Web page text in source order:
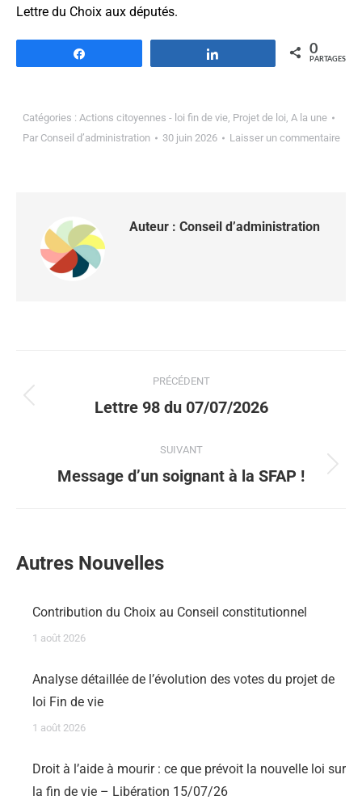
Lettre du Choix aux députés.
0
PARTAGES
Catégories : Actions citoyennes - loi fin de vie, Projet de loi, A la une
Par Conseil d’administration 30 juin 2026 Laisser un commentaire
Auteur : Conseil d’administration
PRÉCÉDENT
Lettre 98 du 07/07/2026
SUIVANT
Message d’un soignant à la SFAP !
Autres Nouvelles
Contribution du Choix au Conseil constitutionnel
1 août 2026
Analyse détaillée de l’évolution des votes du projet de
loi Fin de vie
1 août 2026
Droit à l’aide à mourir : ce que prévoit la nouvelle loi sur
la fin de vie – Libération 15/07/26